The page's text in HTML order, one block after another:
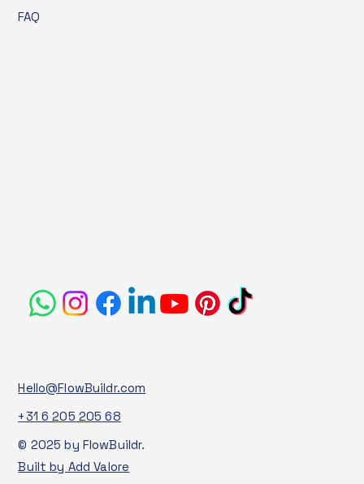
FAQ
Hello@FlowBuildr.com
+31 6 205 205 68
© 2025 by FlowBuildr.
Built by Add Valore